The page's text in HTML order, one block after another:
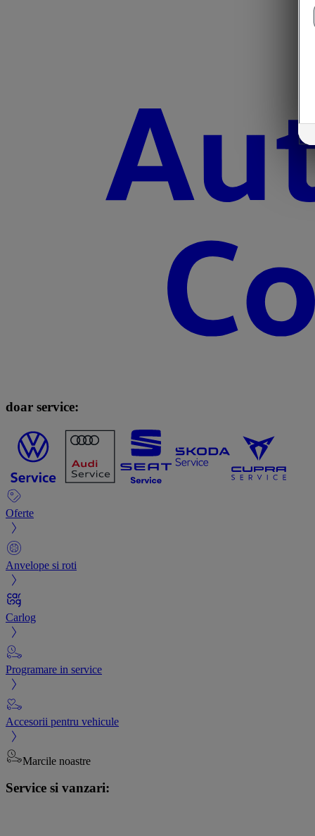
doar service:
Oferte
Anvelope si roti
Carlog
Programare in service
Accesorii pentru vehicule
Marcile noastre
Service si vanzari: